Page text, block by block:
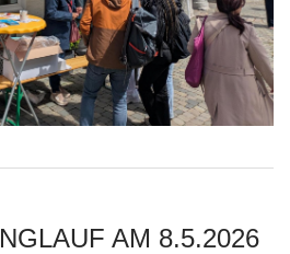
AM 8.5.2026